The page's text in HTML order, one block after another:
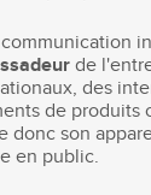
de
des
de produits
donc son
en public.